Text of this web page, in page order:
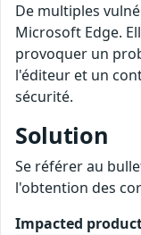
De multiples
Microsoft Edge.
provoquer un
l'éditeur et un
sécurité.
Solution
Se référer au
l'obtention des
Impacted